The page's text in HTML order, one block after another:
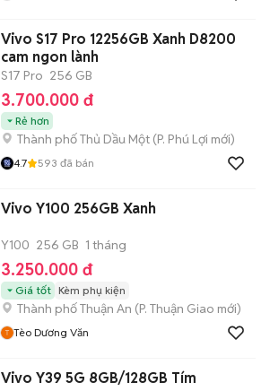
Vivo S17 Pro 12256GB Xanh D8200
cam ngon lành
S17 Pro 256 GB
3.700.000 đ
Rẻ hơn
Thành phố Thủ Dầu Một (P. Phú Lợi mới)
4.7 593 đã bán
Vivo Y100 256GB Xanh
Y100 256 GB 1 tháng
3.250.000 đ
Giá tốt Kèm phụ kiện
Thành phố Thuận An (P. Thuận Giao mới)
Tèo Dương Văn
Vivo Y39 5G 8GB/128GB Tím